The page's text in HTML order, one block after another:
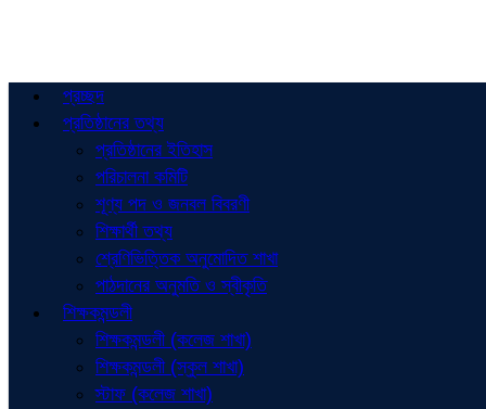
প্রচ্ছদ
প্রতিষ্ঠানের তথ্য
প্রতিষ্ঠানের ইতিহাস
পরিচালনা কমিটি
শূণ্য পদ ও জনবল বিবরণী
শিক্ষার্থী তথ্য
শ্রেণিভিত্তিক অনুমোদিত শাখা
পাঠদানের অনুমতি ও স্বীকৃতি
শিক্ষকমন্ডলী
শিক্ষকমন্ডলী (কলেজ শাখা)
শিক্ষকমন্ডলী (স্কুল শাখা)
স্টাফ (কলেজ শাখা)